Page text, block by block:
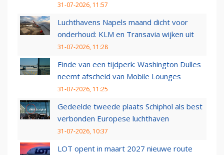
31-07-2026, 11:57
Luchthavens Napels maand dicht voor
onderhoud: KLM en Transavia wijken uit
31-07-2026, 11:28
Einde van een tijdperk: Washington Dulles
neemt afscheid van Mobile Lounges
31-07-2026, 11:25
Gedeelde tweede plaats Schiphol als best
verbonden Europese luchthaven
31-07-2026, 10:37
LOT opent in maart 2027 nieuwe route